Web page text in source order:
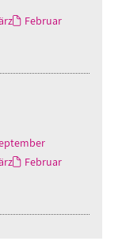
Februar
Februar